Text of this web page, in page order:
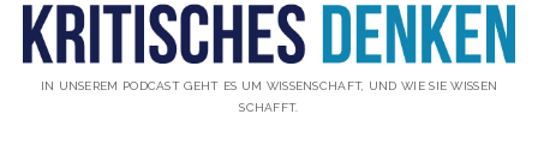
UNTERSTÜTZUNG
IN UNSEREM PODCAST GEHT ES UM WISSENSCHAFT, UND WIE SIE WISSEN
SCHAFFT.